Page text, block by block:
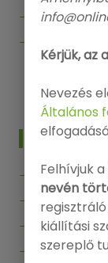
Segítség
INFO
Kérjük, az
Nevezés
Általános
Felhívjuk
nevén
kiállítási
szereplő